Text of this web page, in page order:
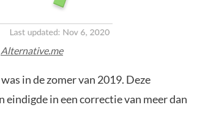
Alternative.me
in de zomer van 2019. Deze
in een correctie van meer dan